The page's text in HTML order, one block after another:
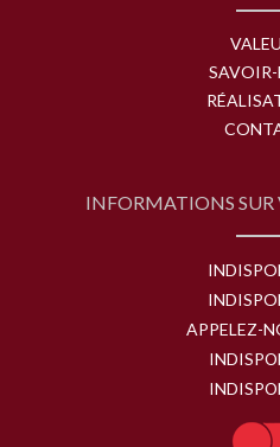
SAVOIR-
INFORMATIONS
APPELEZ-